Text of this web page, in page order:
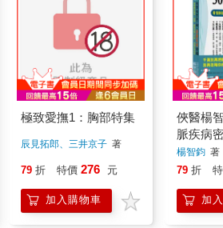
極致愛撫1：胸部特集
辰見拓郎、三井京子著
79 折 特價 276 元
加入購物車
俠醫楊
脈疾病
楊智鈞著
79 折
加